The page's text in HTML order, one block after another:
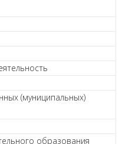
(муниципальных)
образования